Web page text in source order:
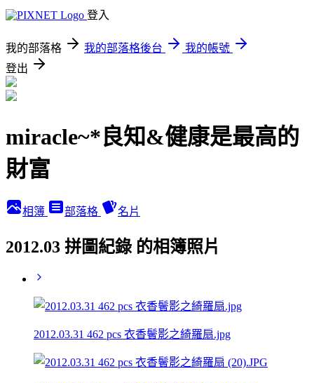
登入
我的部落格 我的部落格後台
我的帳號
登出
miracle~*良知&健康是最高的
財富
相簿 部落格 名片
2012.03 拼圖紀錄 的相簿照片
2012.03.31 462 pcs 衣香鬢影之綺羅扇.jpg